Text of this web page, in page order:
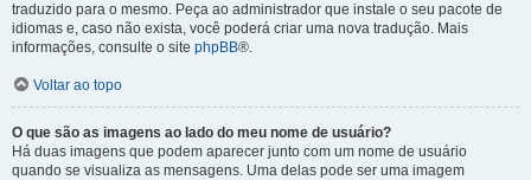
traduzido para o mesmo. Peça ao administrador que instale o seu pacote de
idiomas e, caso não exista, você poderá criar uma nova tradução. Mais
informações, consulte o site phpBB®.
Voltar ao topo
O que são as imagens ao lado do meu nome de usuário?
Há duas imagens que podem aparecer junto com um nome de usuário
quando se visualiza as mensagens. Uma delas pode ser uma imagem